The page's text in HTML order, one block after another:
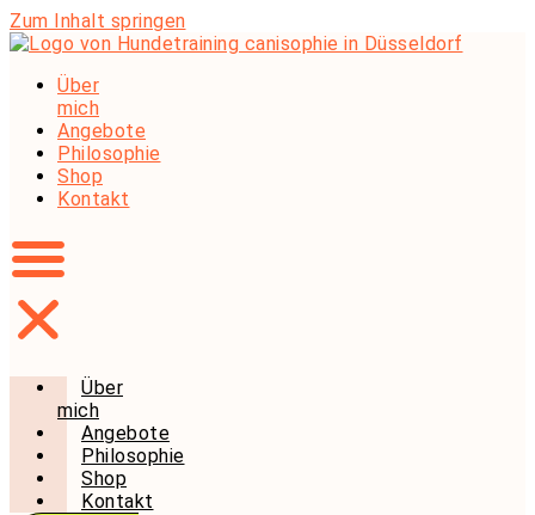
Zum Inhalt springen
Über
mich
Angebote
Philosophie
Shop
Kontakt
Über
mich
Angebote
Philosophie
Shop
Kontakt